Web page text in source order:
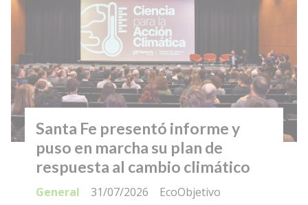
Santa Fe presentó informe y
puso en marcha su plan de
respuesta al cambio climático
EcoObjetivo
General
31/07/2026